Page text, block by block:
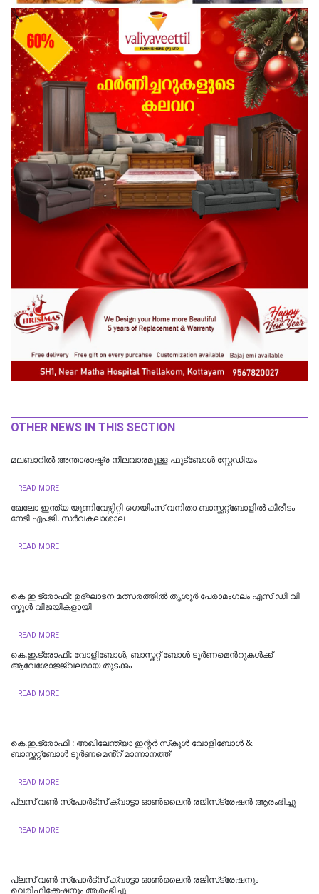
OTHER NEWS IN THIS SECTION
മലബാറിൽ അന്താരാഷ്ട്ര നിലവാരമുള്ള ഫുട്ബോൾ സ്റ്റേഡിയം
READ MORE
ഖേലോ ഇന്ത്യ യൂണിവേഴ്സിറ്റി ഗെയിംസ് വനിതാ ബാസ്ക്കറ്റ്ബോളില്‍ കിരീടം
നേടി എം.ജി. സര്‍വകലാശാല
READ MORE
കെ ഇ ട്രോഫി: ഉദ്ഘാടന മത്സരത്തിൽ തൃശൂർ പേരാമംഗലം എസ് ഡി വി
സ്കൂൾ വിജയികളായി
READ MORE
കെ.ഇ.ട്രോഫി: വോളിബോൾ, ബാസ്കറ്റ് ബോൾ ടൂർണമെന്‍റുകള്‍ക്ക്
ആവേശോജ്ജ്വലമായ തുടക്കം
READ MORE
കെ.ഇ.ട്രോഫി : അഖിലേന്ത്യാ ഇന്റർ സ്‌കൂൾ വോളിബോൾ &
ബാസ്ക്കറ്റ്ബോൾ ടൂർണമെൻ്റ് മാന്നാനത്ത്
READ MORE
പ്ലസ് വണ്‍ സ്‌പോര്‍ട്സ് ക്വാട്ടാ ഓണ്‍ലൈന്‍ രജിസ്‌ട്രേഷന്‍ ആരംഭിച്ചു
READ MORE
പ്ലസ് വൺ സ്‌പോർട്‌സ് ക്വാട്ടാ ഓൺലൈൻ രജിസ്‌ട്രേഷനും
വെരിഫിക്കേഷനും ആരംഭിച്ചു